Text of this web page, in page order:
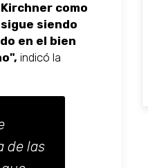
como
siendo
en el bien
indicó la
de las